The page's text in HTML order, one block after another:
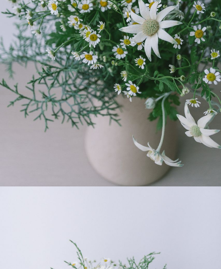
お花をベストなタイミングで発送しているため、お届け日の
指定はできません。受け取り時間帯は、発送後にクロネコヤ
マトのアプリから変更可能です。
Q. 注文後にキャンセルできますか？
ご注文後一定時間内であればキャンセル可能です。